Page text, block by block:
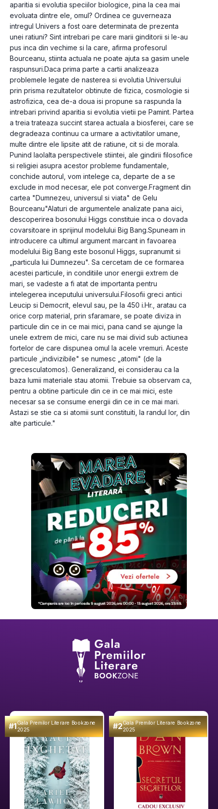
aparitia si evolutia speciilor biologice, pina la cea mai
evoluata dintre ele, omul? Ordinea ce guverneaza
intregul Univers a fost oare determinata de prezenta
unei ratiuni? Sint intrebari pe care marii ginditorii si le-au
pus inca din vechime si la care, afirma profesorul
Bourceanu, stiinta actuala ne poate ajuta sa gasim unele
raspunsuri.Daca prima parte a cartii analizeaza
problemele legate de nasterea si evolutia Universului
prin prisma rezultatelor obtinute de fizica, cosmologie si
astrofizica, cea de-a doua isi propune sa raspunda la
intrebari privind aparitia si evolutia vietii pe Pamint. Partea
a treia trateaza succint starea actuala a biosferei, care se
degradeaza continuu ca urmare a activitatilor umane,
multe dintre ele lipsite atit de ratiune, cit si de morala.
Punind laolalta perspectivele stiintei, ale gindirii filosofice
si religiei asupra acestor probleme fundamentale,
conchide autorul, vom intelege ca, departe de a se
exclude in mod necesar, ele pot converge.Fragment din
cartea "Dumnezeu, universul si viata" de Gelu
Bourceanu"Alaturi de argumentele analizate pana aici,
descoperirea bosonului Higgs constituie inca o dovada
covarsitoare in sprijinul modelului Big Bang.Spuneam in
introducere ca ultimul argument marcant in favoarea
modelului Big Bang este bosonul Higgs, supranumit si
„particula lui Dumnezeu". Sa cercetam de ce formarea
acestei particule, in conditiile unor energii extrem de
mari, se vadeste a fi atat de importanta pentru
intelegerea inceputului universului.Filosofii greci antici
Leucip si Democrit, elevul sau, pe la 450 i.Hr., aratau ca
orice corp material, prin sfaramare, se poate diviza in
particule din ce in ce mai mici, pana cand se ajunge la
unele extrem de mici, care nu se mai divid sub actiunea
fortelor de care dispunea omul la acele vremuri. Aceste
particule „indivizibile" se numesc „atomi" (de la
grecesculatomos). Generalizand, ei considerau ca la
baza lumii materiale stau atomii. Trebuie sa observam ca,
pentru a obtine particule din ce in ce mai mici, este
necesar sa se consume energii din ce in ce mai mari.
Astazi se stie ca si atomii sunt constituiti, la randul lor, din
alte particule."
#1Gala Premilor Literare Bookzone
2025 #2Gala Premilor Literare Bookzone
2025